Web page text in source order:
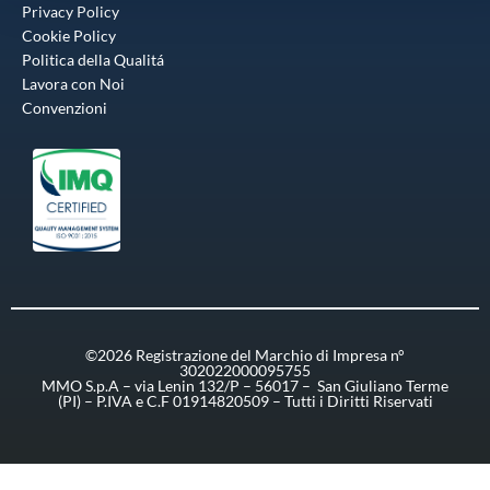
Privacy Policy
Cookie Policy
Politica della Qualitá
Lavora con Noi
Convenzioni
©2026 Registrazione del Marchio di Impresa n°
302022000095755
MMO S.p.A – via Lenin 132/P – 56017 – San Giuliano Terme
(PI) – P.IVA e C.F 01914820509 – Tutti i Diritti Riservati